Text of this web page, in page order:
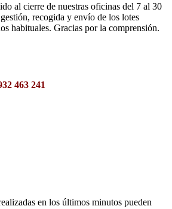
al cierre de nuestras oficinas del 7 al 30
recogida y envío de los lotes
habituales. Gracias por la comprensión.
463 241
en los últimos minutos pueden